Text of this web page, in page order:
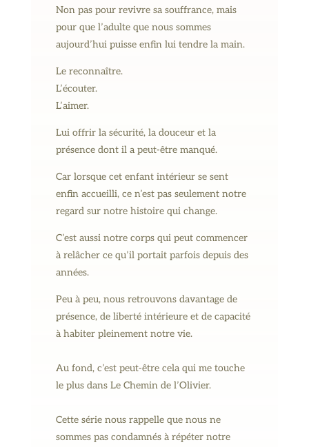
Non pas pour revivre sa souffrance, mais
pour que l’adulte que nous sommes
aujourd’hui puisse enfin lui tendre la main.
Le reconnaître.
L’écouter.
L’aimer.
Lui offrir la sécurité, la douceur et la
présence dont il a peut-être manqué.
Car lorsque cet enfant intérieur se sent
enfin accueilli, ce n’est pas seulement notre
regard sur notre histoire qui change.
C’est aussi notre corps qui peut commencer
à relâcher ce qu’il portait parfois depuis des
années.
Peu à peu, nous retrouvons davantage de
présence, de liberté intérieure et de capacité
à habiter pleinement notre vie.
Au fond, c’est peut-être cela qui me touche
le plus dans Le Chemin de l’Olivier.
Cette série nous rappelle que nous ne
sommes pas condamnés à répéter notre